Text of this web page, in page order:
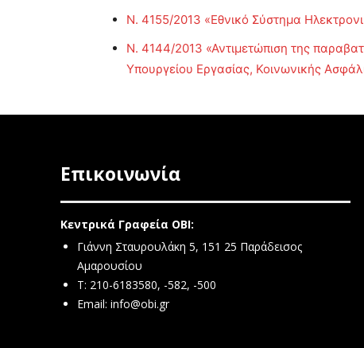
Ν. 4155/2013 «Εθνικό Σύστημα
Ν. 4144/2013 «Αντιμετώπιση της
Υπουργείου Εργασίας, Κοινωνικής
Επικοινωνία
Κεντρικά Γραφεία ΟΒΙ:
Γιάννη Σταυρουλάκη 5, 151 25 Παράδεισος
Αμαρουσίου
Τ: 210-6183580, -582, -500
Email: info@obi.gr